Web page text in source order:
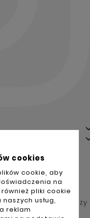
W tym celu należy
prawnej.
cookies
cookie, aby
na
pliki cookie
usług,
reklam